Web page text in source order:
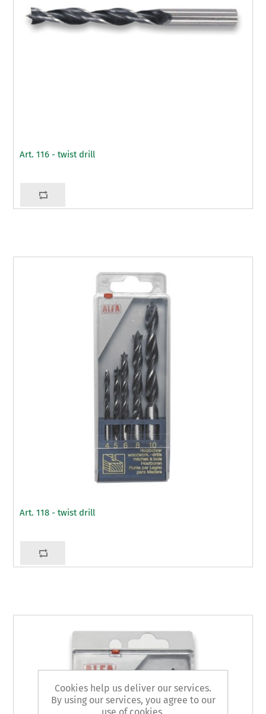
Art. 116 - twist drill
Art. 118 - twist drill
Cookies help us deliver our services.
By using our services, you agree to our